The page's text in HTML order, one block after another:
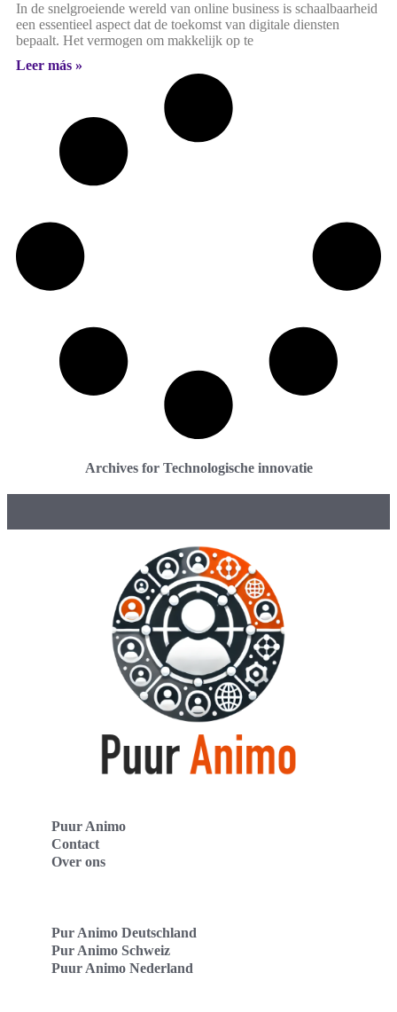
In de snelgroeiende wereld van online business is schaalbaarheid
een essentieel aspect dat de toekomst van digitale diensten
bepaalt. Het vermogen om makkelijk op te
Leer más »
Archives for Technologische innovatie
Puur Animo
Contact
Over ons
Pur Animo Deutschland
Pur Animo Schweiz
Puur Animo Nederland